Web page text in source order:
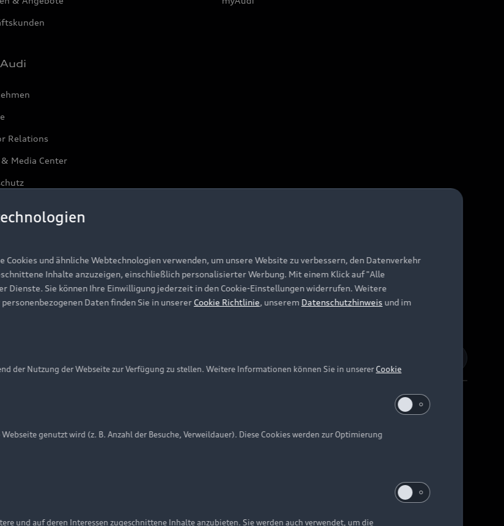
Relations
& Media Center
Cookie-Einstellungen Cookie-Richtlinie Barrierefreiheit Digital Services Act
bei allen Abbildungen auf dieser Webseite kann abweichen.
und ähnliche Webtechnologien verwenden, um unsere Website zu verbessern, den Datenverkehr
Inhalte anzuzeigen, einschließlich personalisierter Werbung. Mit einem Klick auf "Alle
Dienste. Sie können Ihre Einwilligung jederzeit in den Cookie-Einstellungen widerrufen. Weitere
Daten finden Sie in unserer Cookie Richtlinie, unserem Datenschutzhinweis und im
der Nutzung der Webseite zur Verfügung zu stellen. Weitere Informationen können Sie in unsererCookie
genutzt wird (z. B. Anzahl der Besuche, Verweildauer). Diese Cookies werden zur Optimierung
und auf deren Interessen zugeschnittene Inhalte anzubieten. Sie werden auch verwendet, um die